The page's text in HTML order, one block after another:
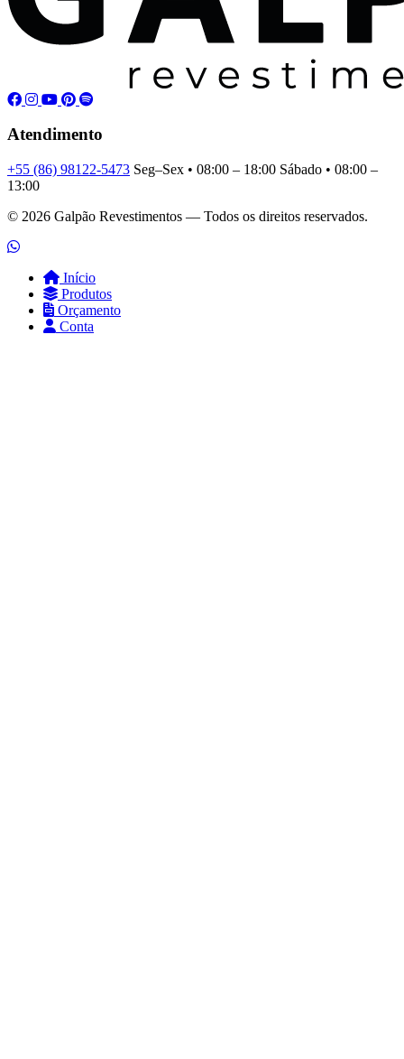
Atendimento
+55 (86) 98122-5473 Seg–Sex • 08:00 – 18:00 Sábado • 08:00 –
13:00
© 2026 Galpão Revestimentos — Todos os direitos reservados.
Início
Produtos
Orçamento
Conta